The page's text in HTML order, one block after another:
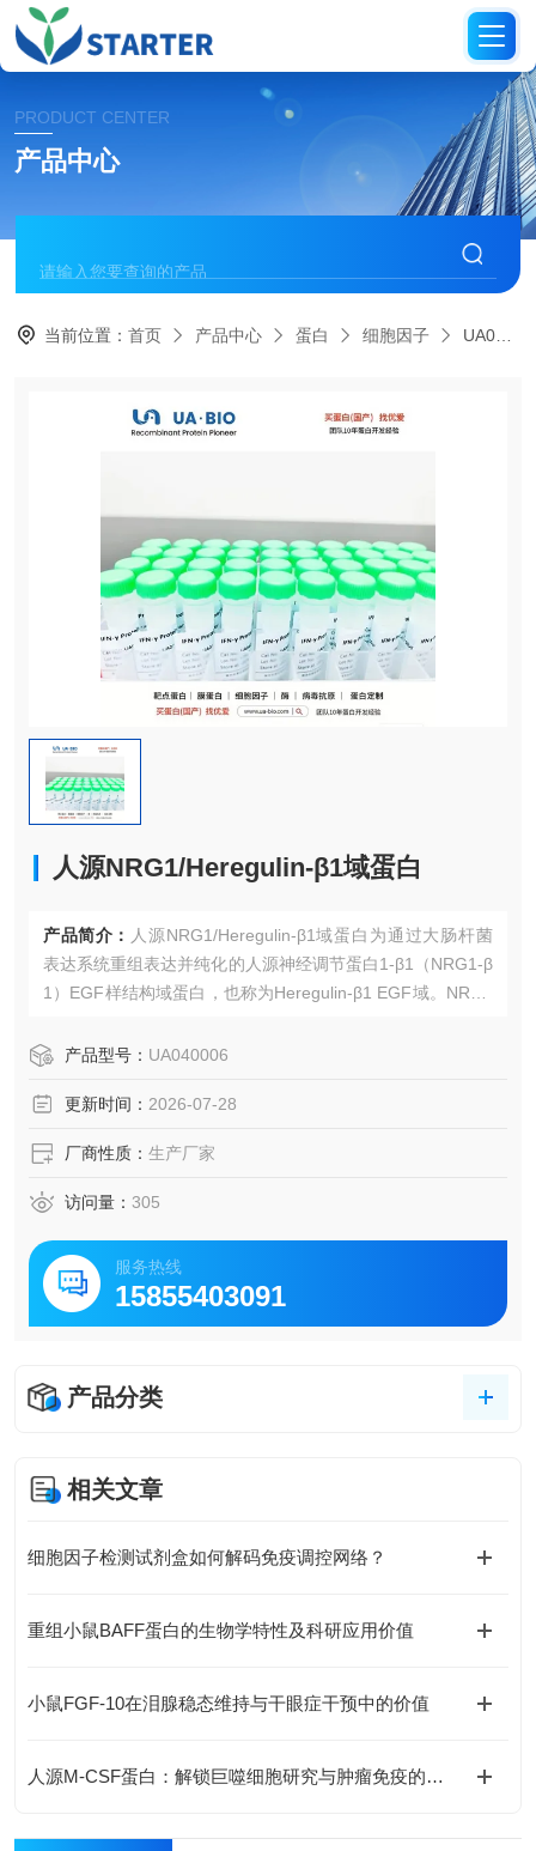
PRODUCT CENTER
产品中心
当前位置：首页 产品中心 蛋白 细胞因子 UA040006人源NRG1/Heregulin-β1域蛋白
人源NRG1/Heregulin-β1域蛋白
产品简介： 人源NRG1/Heregulin-β1域蛋白为通过大肠杆菌
表达系统重组表达并纯化的人源神经调节蛋白1-β1（NRG1-β
1）EGF样结构域蛋白，也称为Heregulin-β1 EGF域。NRG1
F样结构域的胞外片段与受体酪氨suan激酶ErbB3和/或ErbB4
产品型号： UA040006
更新时间： 2026-07-28
厂商性质： 生产厂家
访问量： 305
服务热线
15855403091
产品分类
相关文章
细胞因子检测试剂盒如何解码免疫调控网络？
重组小鼠BAFF蛋白的生物学特性及科研应用价值
小鼠FGF-10在泪腺稳态维持与干眼症干预中的价值
人源M-CSF蛋白：解锁巨噬细胞研究与肿瘤免疫的科研密钥